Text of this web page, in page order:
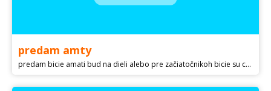
predam amty
predam bicie amati bud na dieli alebo pre začiatočnikoh bicie su cele su tam us starie blani predam ich bez cinelu a čelestoni stojan na celestonu mam aj stojan na cinel nemam ktomu ani slapak davam ktomu nahradne stojani prechodaki a timpaki a dailsie veci cena 70 plus dohoda ista